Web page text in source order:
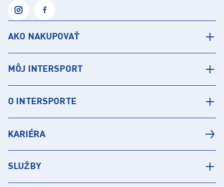
AKO NAKUPOVAŤ
MÔJ INTERSPORT
O INTERSPORTE
KARIÉRA
SLUŽBY